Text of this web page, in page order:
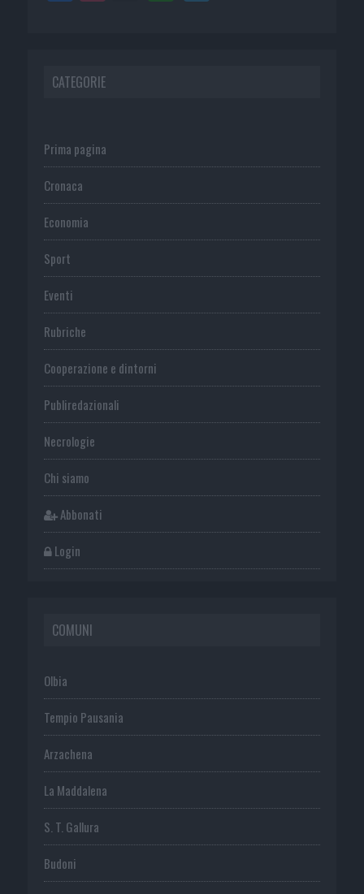
CATEGORIE
Prima pagina
Cronaca
Economia
Sport
Eventi
Rubriche
Cooperazione e dintorni
Publiredazionali
Necrologie
Chi siamo
Abbonati
Login
COMUNI
Olbia
Tempio Pausania
Arzachena
La Maddalena
S. T. Gallura
Budoni